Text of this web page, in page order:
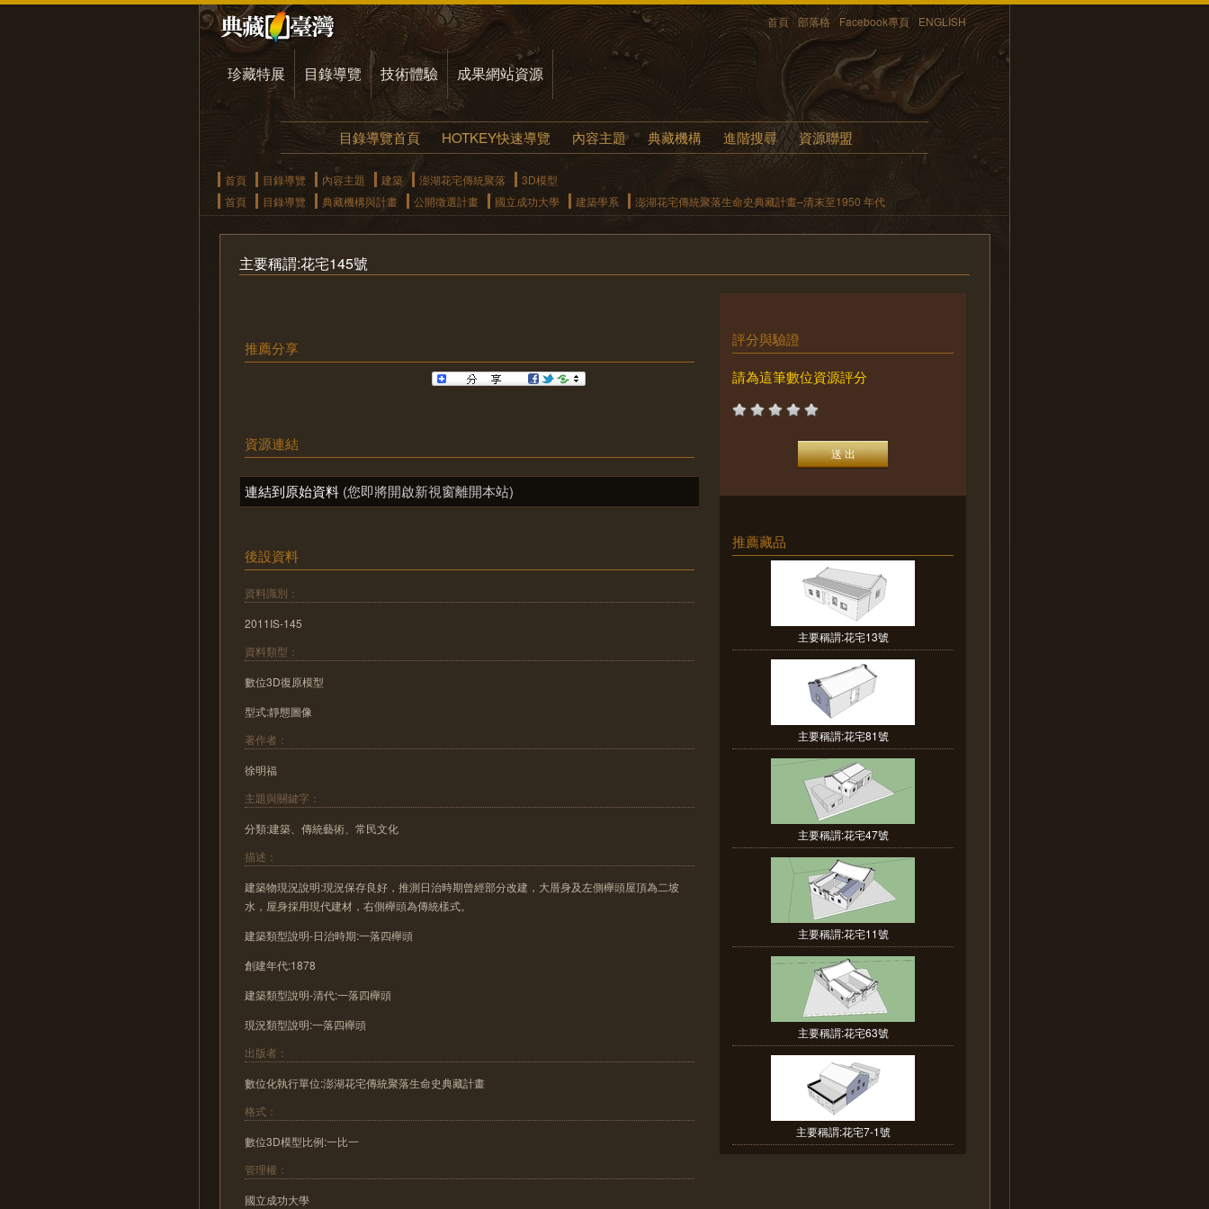
首頁 部落格 Facebook專頁 ENGLISH
珍藏特展 目錄導覽 技術體驗 成果網站資源
目錄導覽首頁 HOTKEY快速導覽 內容主題 典藏機構 進階搜尋 資源聯盟
首頁 目錄導覽 內容主題 建築 澎湖花宅傳統聚落
3D模型
首頁
目錄導覽 典藏機構與計畫 公開徵選計畫 國立成功大學 建築學系 澎湖花宅傳統聚落生命史典藏計畫–清末至1950 年代
主要稱謂:花宅145號
推薦分享
資源連結
連結到原始資料 (您即將開啟新視窗離開本站)
後設資料
資料識別：
2011IS-145
資料類型：
數位3D復原模型
型式:靜態圖像
著作者：
徐明福
主題與關鍵字：
分類:建築、傳統藝術、常民文化
描述：
建築物現況說明:現況保存良好，推測日治時期曾經部分改建，大厝身及左側櫸頭屋頂為二坡
水，屋身採用現代建材，右側櫸頭為傳統樣式。
建築類型說明-日治時期:一落四櫸頭
創建年代:1878
建築類型說明-清代:一落四櫸頭
現況類型說明:一落四櫸頭
出版者：
數位化執行單位:澎湖花宅傳統聚落生命史典藏計畫
格式：
數位3D模型比例:一比一
管理權：
國立成功大學
評分與驗證
請為這筆數位資源評分
推薦藏品
主要稱謂:花宅13號
主要稱謂:花宅81號
主要稱謂:花宅47號
主要稱謂:花宅11號
主要稱謂:花宅63號
主要稱謂:花宅7-1號